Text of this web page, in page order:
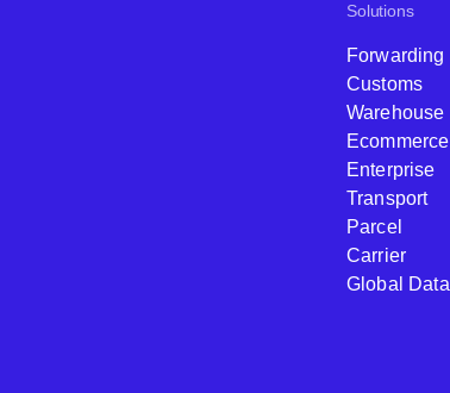
Solutions
Forwarding
Customs
Warehouse
Ecommerce
Enterprise
Transport
Parcel
Carrier
Global Data